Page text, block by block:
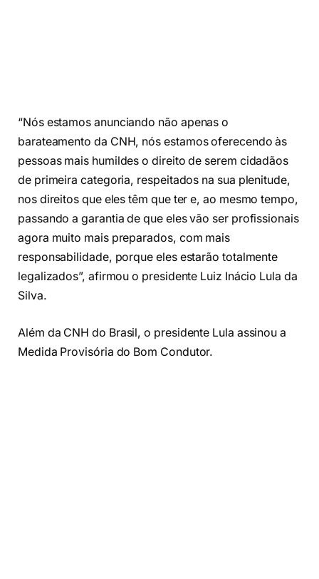
“Nós estamos anunciando não apenas o
barateamento da CNH, nós estamos oferecendo às
pessoas mais humildes o direito de serem cidadãos
de primeira categoria, respeitados na sua plenitude,
nos direitos que eles têm que ter e, ao mesmo tempo,
passando a garantia de que eles vão ser profissionais
agora muito mais preparados, com mais
responsabilidade, porque eles estarão totalmente
legalizados”, afirmou o presidente Luiz Inácio Lula da
Silva.
Além da CNH do Brasil, o presidente Lula assinou a
Medida Provisória do Bom Condutor.